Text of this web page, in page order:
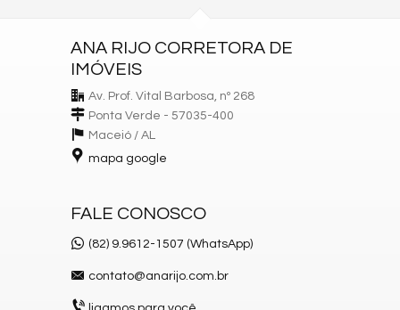
ANA RIJO CORRETORA DE
IMÓVEIS
Av. Prof. Vital Barbosa, nº 268
Ponta Verde - 57035-400
Maceió / AL
mapa google
FALE CONOSCO
(82) 9.9612-1507 (WhatsApp)
contato@anarijo.com.br